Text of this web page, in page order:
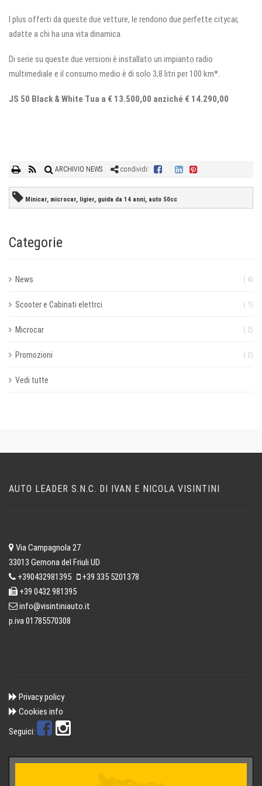
I plus offerti da queste due vetture, le rendono due perfette citycar,
adatte a chi ha una vita dinamica.
Di serie su queste due versioni è installato un impianto radio
multimediale e il consumo medio è di solo 3,8 litri per 100 km*.
JS 50 Black & White Tua a € 13.500,00 anziché € 14.290,00
ARCHIVIO NEWS condividi:
Minicar, microcar, ligier, guida da 14 anni, auto 50cc
Categorie
News ( 4)
Scooter e Cabinati elettrci ( 1)
Microcar ( 2)
Promozioni ( 2)
Vedi tutte
AUTO LEADER S.N.C. DI IVAN E NICOLA VISINTINI
Via Campagnola 27
33013 Gemona del Friuli UD
+390432981395
+39 335 5201378
+39 0432 981395
info@visintiniauto.it
p.iva 01785570308
Privacy policy
Cookies info
Seguici: